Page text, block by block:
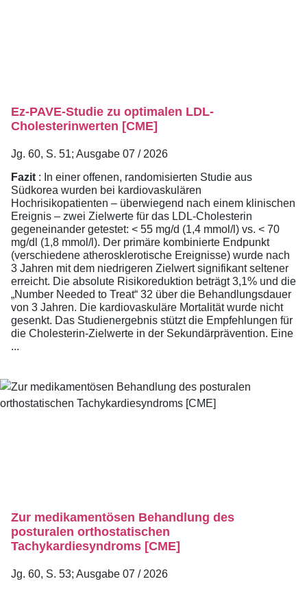
Ez-PAVE-Studie zu optimalen LDL-
Cholesterinwerten [CME]
Jg. 60, S. 51; Ausgabe 07 / 2026
Fazit : In einer offenen, randomisierten Studie aus
Südkorea wurden bei kardiovaskulären
Hochrisikopatienten – überwiegend nach einem klinischen
Ereignis – zwei Zielwerte für das LDL-Cholesterin
gegeneinander getestet: < 55 mg/d (1,4 mmol/l) vs. < 70
mg/dl (1,8 mmol/l). Der primäre kombinierte Endpunkt
(verschiedene atherosklerotische Ereignisse) wurde nach
3 Jahren mit dem niedrigeren Zielwert signifikant seltener
erreicht. Die absolute Risikoreduktion beträgt 3,1% und die
„Number Needed to Treat“ 32 über die Behandlungsdauer
von 3 Jahren. Die kardiovaskuläre Mortalität wurde nicht
gesenkt. Das Studienergebnis stützt die Empfehlungen für
die Cholesterin-Zielwerte in der Sekundärprävention. Eine
...
Zur medikamentösen Behandlung des
posturalen orthostatischen
Tachykardiesyndroms [CME]
Jg. 60, S. 53; Ausgabe 07 / 2026